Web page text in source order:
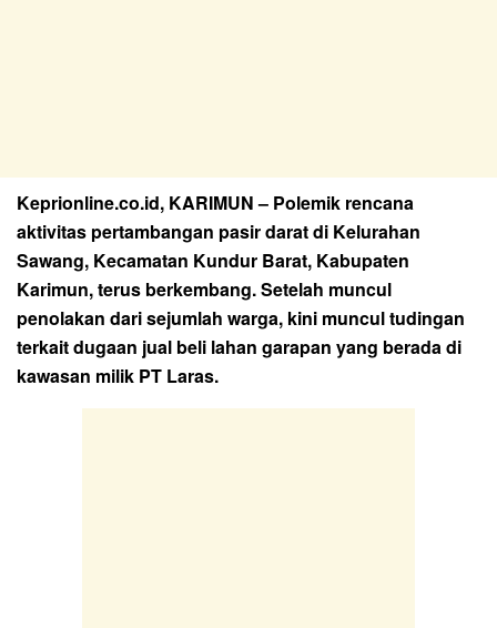
Keprionline.co.id, KARIMUN – Polemik rencana
aktivitas pertambangan pasir darat di Kelurahan
Sawang, Kecamatan Kundur Barat, Kabupaten
Karimun, terus berkembang. Setelah muncul
penolakan dari sejumlah warga, kini muncul tudingan
terkait dugaan jual beli lahan garapan yang berada di
kawasan milik PT Laras.